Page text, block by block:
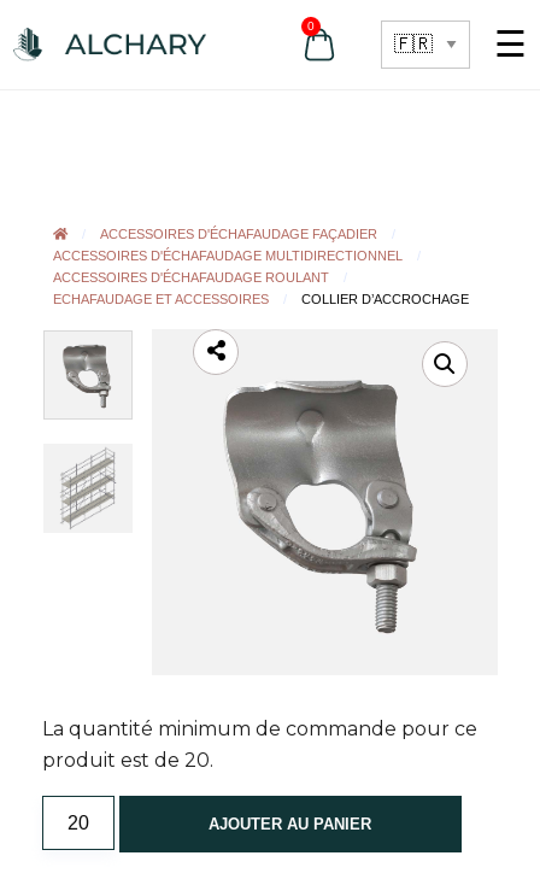
0 ☰
ACCESSOIRES D'ÉCHAFAUDAGE FAÇADIER
ACCESSOIRES D'ÉCHAFAUDAGE MULTIDIRECTIONNEL
ACCESSOIRES D'ÉCHAFAUDAGE ROULANT
ECHAFAUDAGE ET ACCESSOIRES
COLLIER D’ACCROCHAGE
La quantité minimum de commande pour ce
produit est de 20.
AJOUTER AU PANIER